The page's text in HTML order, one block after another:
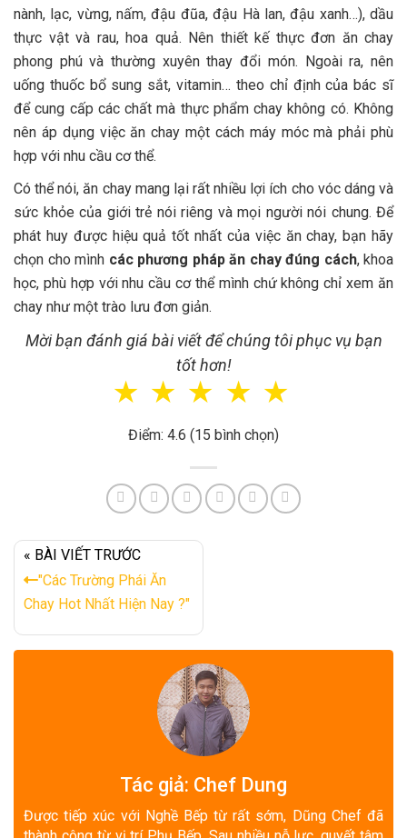
nành, lạc, vừng, nấm, đậu đũa, đậu Hà lan, đậu xanh…), dầu
thực vật và rau, hoa quả. Nên thiết kế thực đơn ăn chay
phong phú và thường xuyên thay đổi món. Ngoài ra, nên
uống thuốc bổ sung sắt, vitamin… theo chỉ định của bác sĩ
để cung cấp các chất mà thực phẩm chay không có. Không
nên áp dụng việc ăn chay một cách máy móc mà phải phù
hợp với nhu cầu cơ thể.
Có thể nói, ăn chay mang lại rất nhiều lợi ích cho vóc dáng và
sức khỏe của giới trẻ nói riêng và mọi người nói chung. Để
phát huy được hiệu quả tốt nhất của việc ăn chay, bạn hãy
chọn cho mình các phương pháp ăn chay đúng cách, khoa
học, phù hợp với nhu cầu cơ thể mình chứ không chỉ xem ăn
chay như một trào lưu đơn giản.
Mời bạn đánh giá bài viết để chúng tôi phục vụ bạn
tốt hơn!
☆
☆
☆
☆
☆
Điểm: 4.6 (15 bình chọn)
« BÀI VIẾT TRƯỚC
"Các Trường Phái Ăn
Chay Hot Nhất Hiện Nay ?"
Tác giả: Chef Dung
Được tiếp xúc với Nghề Bếp từ rất sớm, Dũng Chef đã